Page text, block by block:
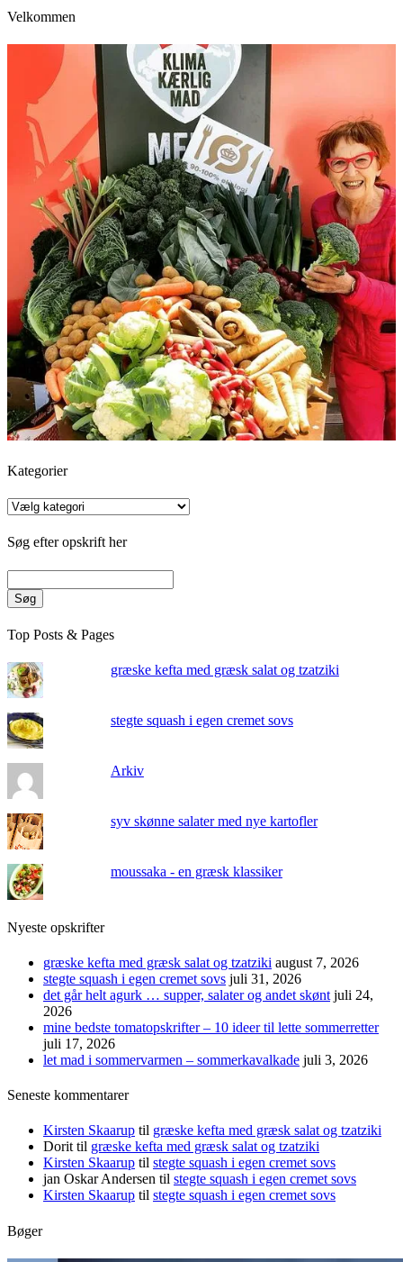
Velkommen
Kategorier
Kategorier
Søg efter opskrift her
Søg
Top Posts & Pages
græske kefta med græsk salat og tzatziki
stegte squash i egen cremet sovs
Arkiv
syv skønne salater med nye kartofler
moussaka - en græsk klassiker
Nyeste opskrifter
græske kefta med græsk salat og tzatziki august 7, 2026
stegte squash i egen cremet sovs juli 31, 2026
det går helt agurk … supper, salater og andet skønt juli 24,
2026
mine bedste tomatopskrifter – 10 ideer til lette sommerretter
juli 17, 2026
let mad i sommervarmen – sommerkavalkade juli 3, 2026
Seneste kommentarer
Kirsten Skaarup til græske kefta med græsk salat og tzatziki
Dorit til græske kefta med græsk salat og tzatziki
Kirsten Skaarup til stegte squash i egen cremet sovs
jan Oskar Andersen til stegte squash i egen cremet sovs
Kirsten Skaarup til stegte squash i egen cremet sovs
Bøger